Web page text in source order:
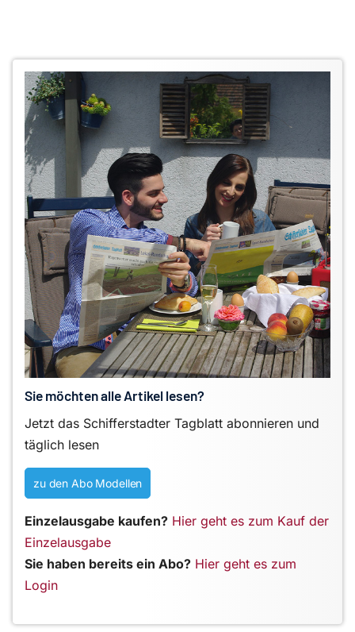
Sie möchten alle Artikel lesen?
Jetzt das Schifferstadter Tagblatt abonnieren und
täglich lesen
zu den Abo Modellen
Einzelausgabe kaufen? Hier geht es zum Kauf der
Einzelausgabe
Sie haben bereits ein Abo? Hier geht es zum
Login